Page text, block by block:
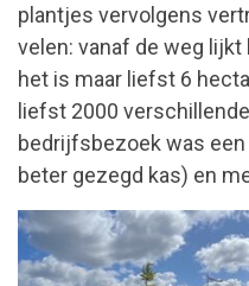
plantjes vervolgens
velen: vanaf de weg
het is maar liefst 6
liefst 2000
bedrijfsbezoek was
beter gezegd kas) en